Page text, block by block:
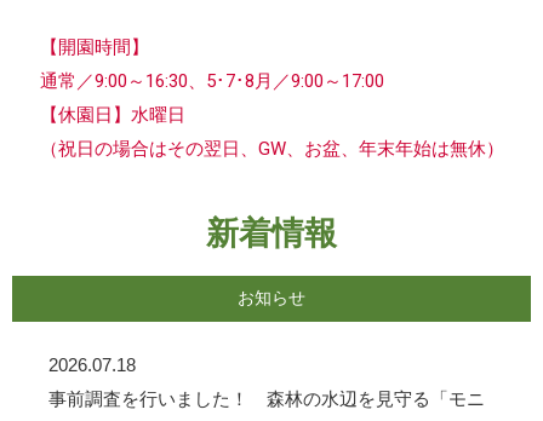
【開園時間】
通常／9:00～16:30、5･7･8月／9:00～17:00
【休園日】水曜日
（祝日の場合はその翌日、GW、お盆、年末年始は無休）
新着情報
お知らせ
2026.07.18
事前調査を行いました！ 森林の水辺を見守る「モニ